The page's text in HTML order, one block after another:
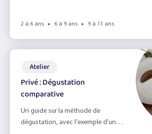
2 à 6 ans 6 à 9 ans 9 à 11 ans
Atelier
Privé : Dégustation
comparative
Un guide sur la méthode de
dégustation, avec l'exemple d'une